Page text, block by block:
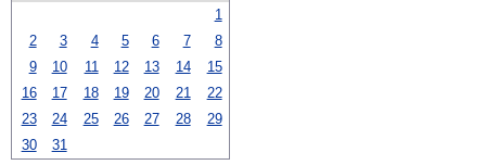
1
2
3 4 5 6 7
8
9
10 11 12 13 14
15
16
17 18 19 20 21
22
23
24 25 26 27 28
29
30
31